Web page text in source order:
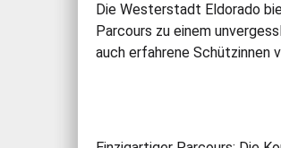
Die Westerstadt Eldorado
Parcours zu einem
auch erfahrene Schützinnen